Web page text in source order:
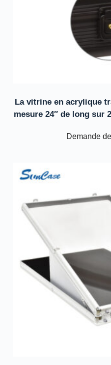
La vitrine en acrylique
mesure 24″ de long sur
Demande